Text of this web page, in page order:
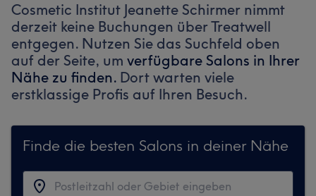
Cosmetic Institut Jeanette Schirmer nimmt
derzeit keine Buchungen über Treatwell
entgegen. Nutzen Sie das Suchfeld oben
auf der Seite, um verfügbare Salons in Ihrer
Nähe zu finden. Dort warten viele
erstklassige Profis auf Ihren Besuch.
Finde die besten Salons in deiner Nähe